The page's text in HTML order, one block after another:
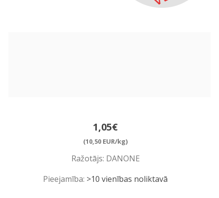
1,05€
(10,50 EUR/kg)
Ražotājs: DANONE
Pieejamība: >10 vienības noliktavā